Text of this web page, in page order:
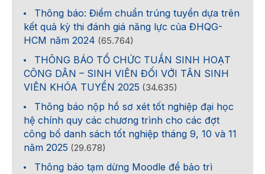
Thông báo: Điểm chuẩn trúng tuyển dựa trên
kết quả kỳ thi đánh giá năng lực của ĐHQG-
HCM năm 2024 (65.764)
THÔNG BÁO TỔ CHỨC TUẦN SINH HOẠT
CÔNG DÂN – SINH VIÊN ĐỐI VỚI TÂN SINH
VIÊN KHÓA TUYỂN 2025 (34.635)
Thông báo nộp hồ sơ xét tốt nghiệp đại học
hệ chính quy các chương trình cho các đợt
công bố danh sách tốt nghiệp tháng 9, 10 và 11
năm 2025 (29.678)
Thông báo tạm dừng Moodle để bảo trì